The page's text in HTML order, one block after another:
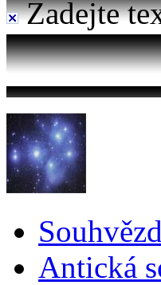
Zadejte
Antická